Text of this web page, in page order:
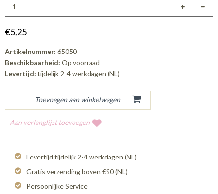
€5,25
Artikelnummer: 65050
Beschikbaarheid: Op voorraad
Levertijd: tijdelijk 2-4 werkdagen (NL)
Aan verlanglijst toevoegen
Levertijd tijdelijk 2-4 werkdagen (NL)
Gratis verzending boven €90 (NL)
Persoonlijke Service